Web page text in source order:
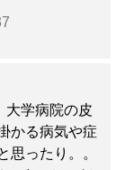
大学病院の皮
かる病気や症
思ったり。。